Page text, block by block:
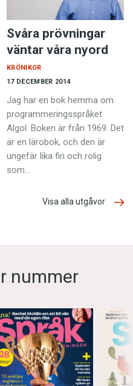
Svåra prövningar
väntar våra nyord
17 DECEMBER 2014
KRÖNIKOR
Jag har en bok hemma om
programmeringsspråket
Algol. Boken är från 1969. Det
är en lärobok, och den är
ungefär lika fin och rolig
som…
Visa alla utgåvor
nummer